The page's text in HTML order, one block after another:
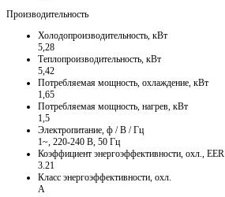
Производительность
Холодопроизводительность, кВт
5,28
Теплопроизводительность, кВт
5,42
Потребляемая мощность, охлаждение, кВт
1,65
Потребляемая мощность, нагрев, кВт
1,5
Электропитание, ф / В / Гц
1~, 220-240 В, 50 Гц
Коэффициент энергоэффективности, охл., EER
3.21
Класс энергоэффективности, охл.
A